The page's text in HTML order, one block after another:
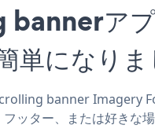
ア
単になりま
banner Imagery
ッター、または好きな場